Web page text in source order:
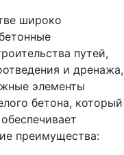
широко
путей,
и дренажа,
элементы
бетона, который
преимущества: